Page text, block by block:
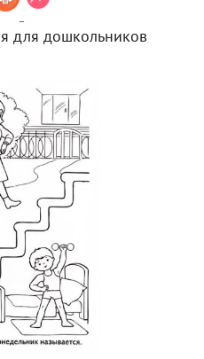
для дошкольников